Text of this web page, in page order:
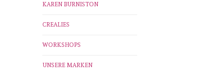
KAREN BURNISTON
CREALIES
WORKSHOPS
UNSERE MARKEN